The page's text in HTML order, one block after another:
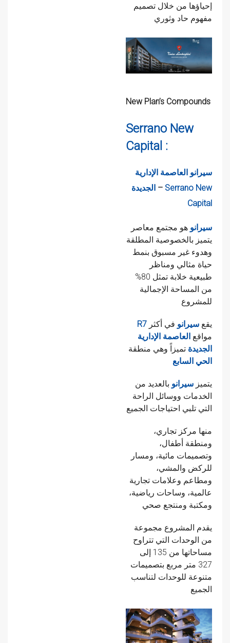
إحياؤها من خلال تصميم
مفهوم حاد وثوري
New Plan’s Compounds
Serrano New
Capital :
الجديدة – Serrano New
Capital
سيرانو هو مجتمع معاصر
يتميز بالخصوصية المطلقة
وهدوء غير مسبوق بنمط
حياة مثالي ومناظر
طبيعية خلابة تمثل 80%
من المساحة الإجمالية
للمشروع
R7 يقع سيرانو في أكثر
مواقع العاصمة الإدارية
الجديدة تميزاً وهي منطقة
الحي السابع
يتميز سيرانو بالعديد من
الخدمات ووسائل الراحة
التي تلبي احتياجات الجميع
منها مركز تجاري،
ومنطقة أطفال،
وتصميمات مائية، ومسار
للركض والمشي،
ومطاعم وعلامات تجارية
عالمية، وساحات رياضية،
ومكتبة ومنتجع صحي
يقدم المشروع مجموعة
من الوحدات التي تتراوح
مساحاتها من 135 إلى
327 متر مربع بتصميمات
متنوعة للوحدات لتناسب
الجميع